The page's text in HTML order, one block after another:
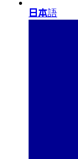
日本語